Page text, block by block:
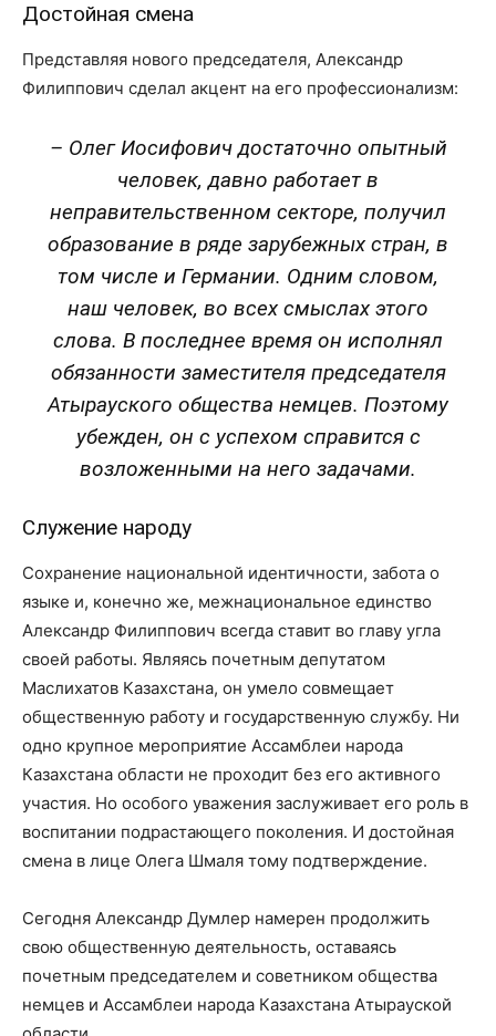
Достойная смена
Представляя нового председателя, Александр
Филиппович сделал акцент на его профессионализм:
– Олег Иосифович достаточно опытный
человек, давно работает в
неправительственном секторе, получил
образование в ряде зарубежных стран, в
том числе и Германии. Одним словом,
наш человек, во всех смыслах этого
слова. В последнее время он исполнял
обязанности заместителя председателя
Атырауского общества немцев. Поэтому
убежден, он с успехом справится с
возложенными на него задачами.
Служение народу
Сохранение национальной идентичности, забота о
языке и, конечно же, межнациональное единство
Александр Филиппович всегда ставит во главу угла
своей работы. Являясь почетным депутатом
Маслихатов Казахстана, он умело совмещает
общественную работу и государственную службу. Ни
одно крупное мероприятие Ассамблеи народа
Казахстана области не проходит без его активного
участия. Но особого уважения заслуживает его роль в
воспитании подрастающего поколения. И достойная
смена в лице Олега Шмаля тому подтверждение.
Сегодня Александр Думлер намерен продолжить
свою общественную деятельность, оставаясь
почетным председателем и советником общества
немцев и Ассамблеи народа Казахстана Атырауской